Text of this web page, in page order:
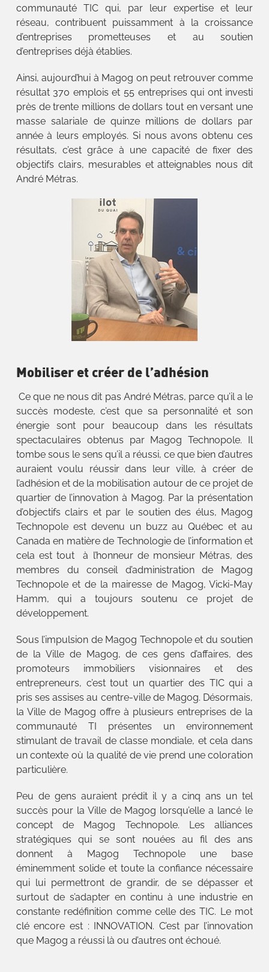
communauté TIC qui, par leur expertise et leur
réseau, contribuent puissamment à la croissance
d’entreprises prometteuses et au soutien
d’entreprises déjà établies.
Ainsi, aujourd’hui à Magog on peut retrouver comme
résultat 370 emplois et 55 entreprises qui ont investi
près de trente millions de dollars tout en versant une
masse salariale de quinze millions de dollars par
année à leurs employés. Si nous avons obtenu ces
résultats, c’est grâce à une capacité de fixer des
objectifs clairs, mesurables et atteignables nous dit
André Métras.
Mobiliser et créer de l’adhésion
Ce que ne nous dit pas André Métras, parce qu’il a le
succès modeste, c’est que sa personnalité et son
énergie sont pour beaucoup dans les résultats
spectaculaires obtenus par Magog Technopole. Il
tombe sous le sens qu’il a réussi, ce que bien d’autres
auraient voulu réussir dans leur ville, à créer de
l’adhésion et de la mobilisation autour de ce projet de
quartier de l’innovation à Magog. Par la présentation
d’objectifs clairs et par le soutien des élus, Magog
Technopole est devenu un buzz au Québec et au
Canada en matière de Technologie de l’information et
cela est tout à l’honneur de monsieur Métras, des
membres du conseil d’administration de Magog
Technopole et de la mairesse de Magog, Vicki-May
Hamm, qui a toujours soutenu ce projet de
développement.
Sous l’impulsion de Magog Technopole et du soutien
de la Ville de Magog, de ces gens d’affaires, des
promoteurs immobiliers visionnaires et des
entrepreneurs, c’est tout un quartier des TIC qui a
pris ses assises au centre-ville de Magog. Désormais,
la Ville de Magog offre à plusieurs entreprises de la
communauté TI présentes un environnement
stimulant de travail de classe mondiale, et cela dans
un contexte où la qualité de vie prend une coloration
particulière.
Peu de gens auraient prédit il y a cinq ans un tel
succès pour la Ville de Magog lorsqu’elle a lancé le
concept de Magog Technopole. Les alliances
stratégiques qui se sont nouées au fil des ans
donnent à Magog Technopole une base
éminemment solide et toute la confiance nécessaire
qui lui permettront de grandir, de se dépasser et
surtout de s’adapter en continu à une industrie en
constante redéfinition comme celle des TIC. Le mot
clé encore est : INNOVATION. C’est par l’innovation
que Magog a réussi là ou d’autres ont échoué.